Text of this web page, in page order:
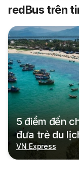
redBus trên
5 điểm đến
đưa trẻ du
VN Express